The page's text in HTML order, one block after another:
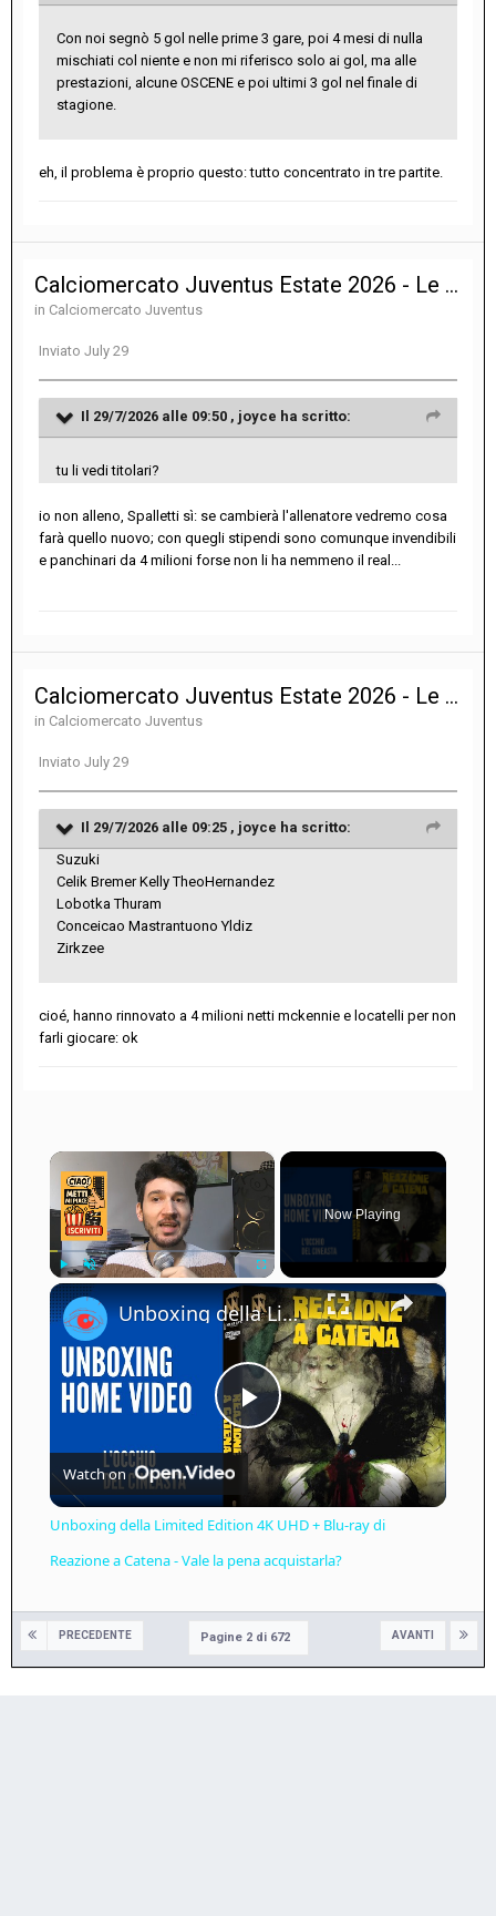
Con noi segnò 5 gol nelle prime 3 gare, poi 4 mesi di nulla
mischiati col niente e non mi riferisco solo ai gol, ma alle
prestazioni, alcune OSCENE e poi ultimi 3 gol nel finale di
stagione.
eh, il problema è proprio questo: tutto concentrato in tre partite.
Calciomercato Juventus Estate 2026 - Le notizie sulle trattative
in Calciomercato Juventus
Inviato July 29
Il 29/7/2026 alle 09:50 , joyce ha scritto:
tu li vedi titolari?
io non alleno, Spalletti sì: se cambierà l'allenatore vedremo cosa
farà quello nuovo; con quegli stipendi sono comunque invendibili
e panchinari da 4 milioni forse non li ha nemmeno il real...
Calciomercato Juventus Estate 2026 - Le notizie sulle trattative
in Calciomercato Juventus
Inviato July 29
Il 29/7/2026 alle 09:25 , joyce ha scritto:
Suzuki
Celik Bremer Kelly TheoHernandez
Lobotka Thuram
Conceicao Mastrantuono Yldiz
Zirkzee
cioé, hanno rinnovato a 4 milioni netti mckennie e locatelli per non
farli giocare: ok
×
Play Unmute Fullscreen
Now Playing
×
Play
Video
Unboxing della Limited Edition 4K UHD + Blu-ray di Reazione a Catena - Vale la pena acquistarla?
Watch on
Unboxing della Limited Edition 4K UHD + Blu-ray di
Reazione a Catena - Vale la pena acquistarla?
PRECEDENTE AVANTI
Pagine 2 di 672